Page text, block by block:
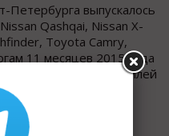
Петербурга выпускалось
Qashqai, Nissan X-
Toyota Camry,
11 месяцев 2015 года
популярных автомобилей
Dealer-СПб»